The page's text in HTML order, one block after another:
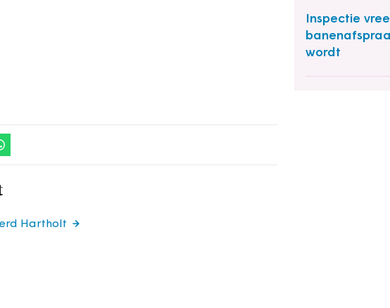
Inspectie
wordt
Hartholt